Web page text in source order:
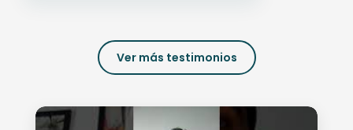
Ver más testimonios